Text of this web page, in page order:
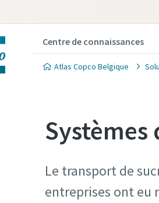
Centre de connaissances
Atlas Copco Belgique
Le transport de
entreprises ont eu